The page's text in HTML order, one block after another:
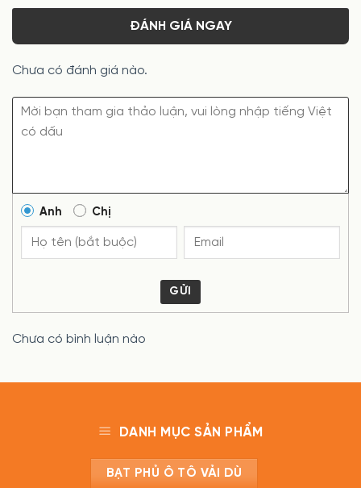
ĐÁNH GIÁ NGAY
Chưa có đánh giá nào.
Anh Chị
GỬI
Chưa có bình luận nào
DANH MỤC SẢN PHẨM
BẠT PHỦ Ô TÔ VẢI DÙ